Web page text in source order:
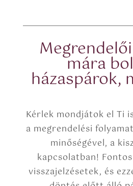
o
*
mára
házaspárok,
Kérlek mondjátok el Ti
a megrendelési
minőségével, a
kapcsolatban!
visszajelzésetek, és